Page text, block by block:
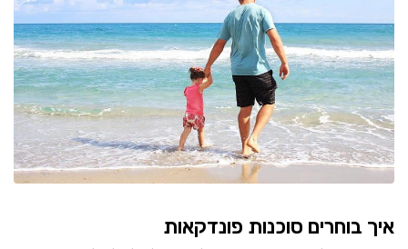
איך בוחרים סוכנות פונדקאות